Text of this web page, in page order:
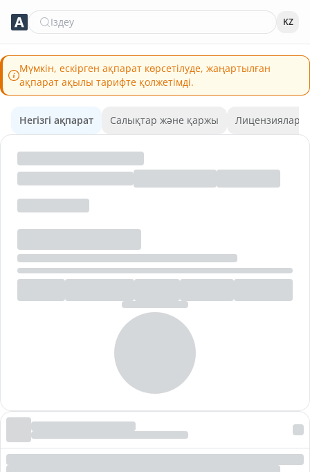
Іздеу KZ
Мүмкін, ескірген ақпарат көрсетілуде, жаңартылған
ақпарат ақылы тарифте қолжетімді.
Негізгі ақпарат Салықтар және қаржы Лицензиялар